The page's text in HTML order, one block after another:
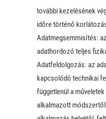
további kezelésének
időre történő
Adatmegsemmisítés:
adathordozó teljes
Adatfeldolgozás: az
kapcsolódó technikai
függetlenül a
alkalmazott